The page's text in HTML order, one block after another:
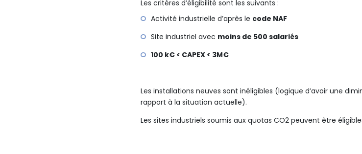
Les critères d’éligibilité sont les suivants :
Activité industrielle d’après le code NAF
Site industriel avec moins de 500 salariés
100 k€ < CAPEX < 3M€
Les installations neuves sont inéligibles (logique d’avoir une
rapport à la situation actuelle).
Les sites industriels soumis aux quotas CO2 peuvent être